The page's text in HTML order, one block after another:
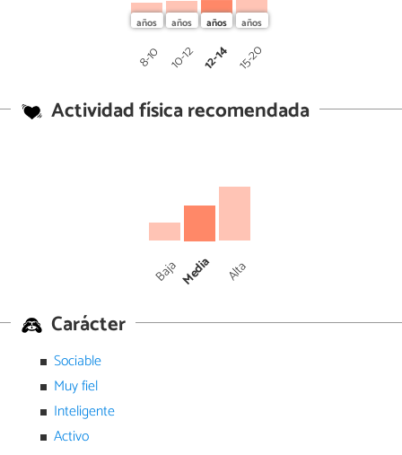
8-10 10-12 12-14 15-20
Actividad física recomendada
Baja Media Alta
Carácter
Sociable
Muy fiel
Inteligente
Activo